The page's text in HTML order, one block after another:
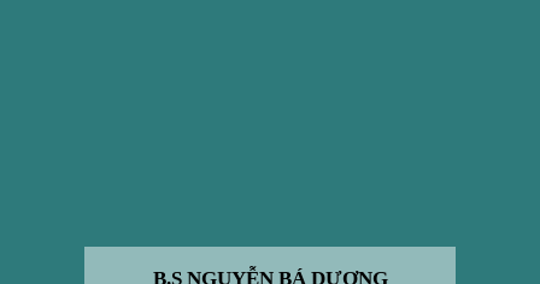
B.S NGUYỄN BÁ DƯƠNG